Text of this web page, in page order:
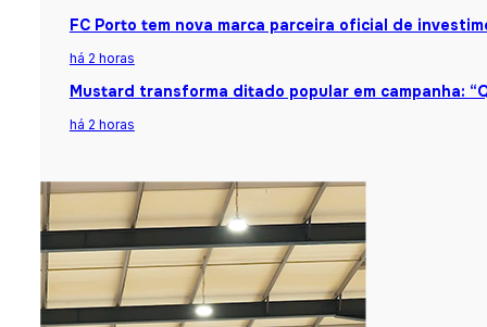
FC Porto tem nova marca parceira oficial de
há 2 horas
Mustard transforma ditado popular em campanha:
há 2 horas